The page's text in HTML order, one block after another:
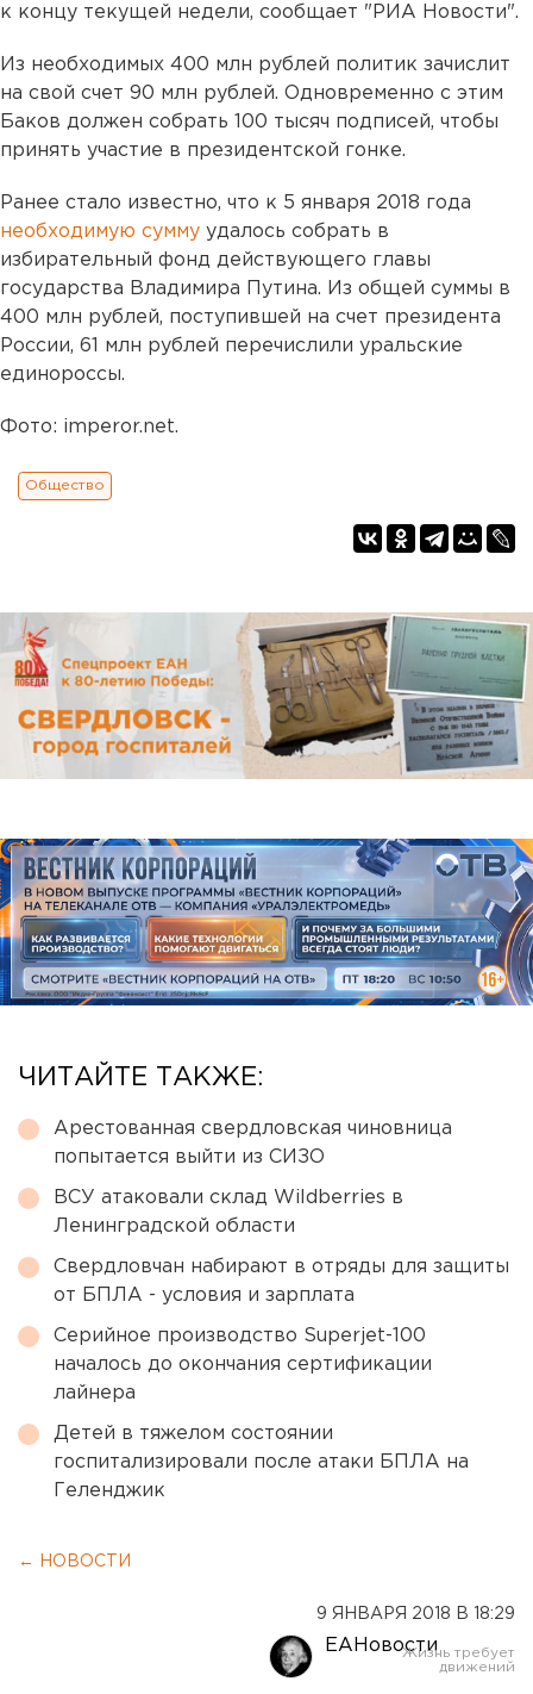
к концу текущей недели, сообщает "РИА Новости".
Из необходимых 400 млн рублей политик зачислит
на свой счет 90 млн рублей. Одновременно с этим
Баков должен собрать 100 тысяч подписей, чтобы
принять участие в президентской гонке.
Ранее стало известно, что к 5 января 2018 года
необходимую сумму удалось собрать в
избирательный фонд действующего главы
государства Владимира Путина. Из общей суммы в
400 млн рублей, поступившей на счет президента
России, 61 млн рублей перечислили уральские
единороссы.
Фото: imperor.net.
Общество
ЧИТАЙТЕ ТАКЖЕ:
Арестованная свердловская чиновница
попытается выйти из СИЗО
ВСУ атаковали склад Wildberries в
Ленинградской области
Свердловчан набирают в отряды для защиты
от БПЛА - условия и зарплата
Серийное производство Superjet-100
началось до окончания сертификации
лайнера
Детей в тяжелом состоянии
госпитализировали после атаки БПЛА на
Геленджик
← НОВОСТИ
9 ЯНВАРЯ 2018 В 18:29
ЕАНовости